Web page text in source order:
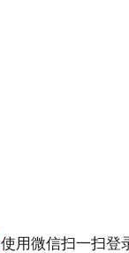
使用微信扫一扫登